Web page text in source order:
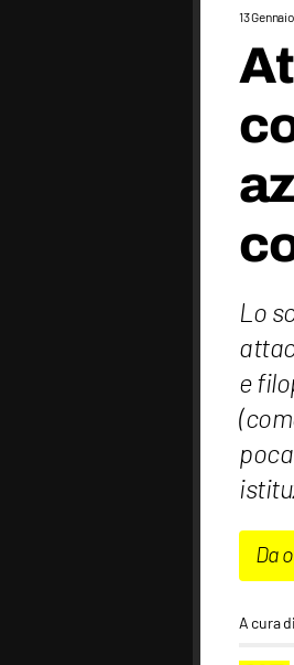
13
Lo
e
Da
A cura